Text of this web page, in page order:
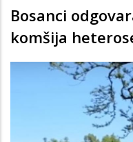
Bosanci
komšija